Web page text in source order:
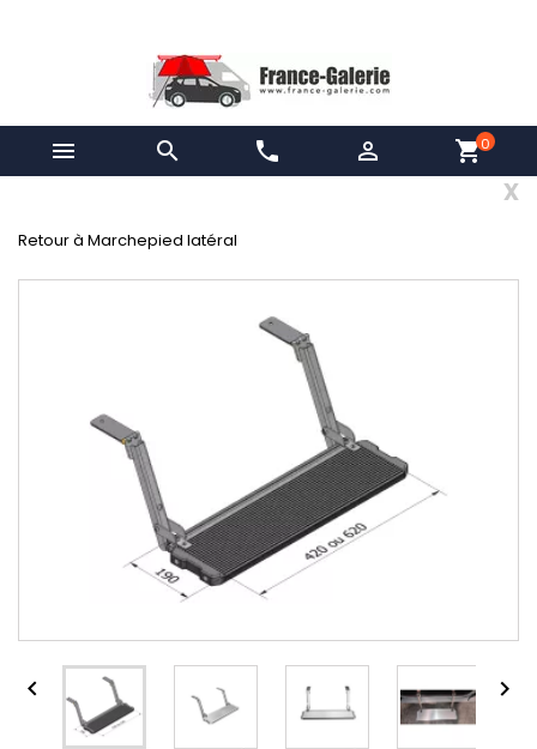
  phone  shopping_cart0
x
Retour à Marchepied latéral
 